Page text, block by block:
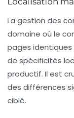
La gestion des
domaine où le
pages
de spécificités
productif. Il est
des différences
ciblé.